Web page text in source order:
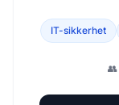
IT-sikkerhet
👥